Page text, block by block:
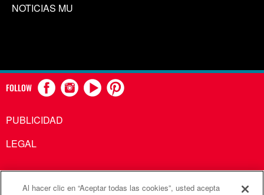
NOTICIAS MU
FOLLOW
PUBLICIDAD
LEGAL
Al hacer clic en “Aceptar todas las cookies”, usted acepta